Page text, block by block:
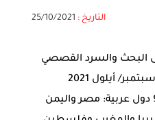
التاريخ : 25/10/2021
البحث والسرد القصصي
في الفترة ما بين 20 إلى 24 سبتمبر/ أيلول 2021
بمشاركة 20 صحفيًا/ة من 9 دول عربية: مصر واليمن